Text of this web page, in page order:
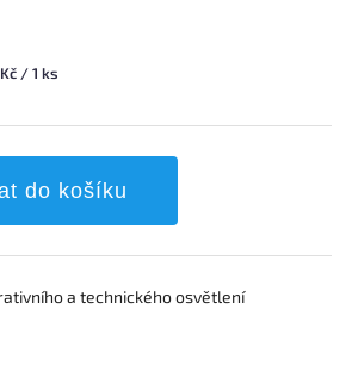
/ 1 ks
do košíku
a technického osvětlení